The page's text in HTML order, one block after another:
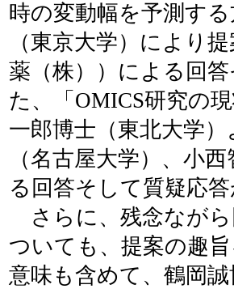
時の変動幅を予測す
（東京大学）により
薬（株））による回
た、「OMICS研究の
一郎博士（東北大学
（名古屋大学）、小
る回答そして質疑応
さらに、残念なが
ついても、提案の趣
意味も含めて、鶴岡